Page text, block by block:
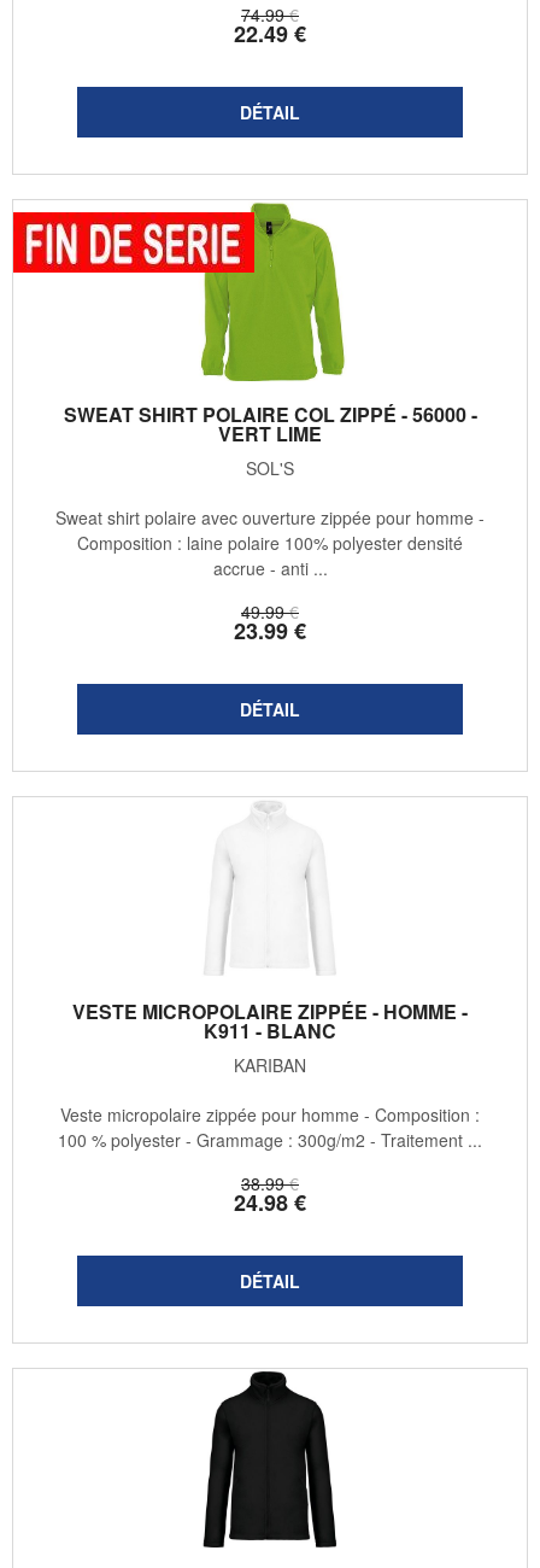
74.99 €
22.49€
SWEAT SHIRT POLAIRE COL ZIPPÉ - 56000 -
VERT LIME
SOL'S
49.99 €
23.99€
Sweat shirt polaire avec ouverture zippée pour homme -
Composition : laine polaire 100% polyester densité
accrue - anti ...
VESTE MICROPOLAIRE ZIPPÉE - HOMME -
K911 - BLANC
KARIBAN
38.99 €
24.98€
Veste micropolaire zippée pour homme - Composition :
100 % polyester - Grammage : 300g/m2 - Traitement ...